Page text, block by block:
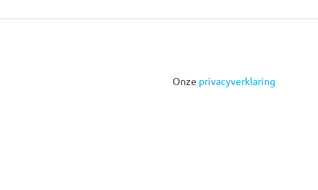
Onze privacyverklaring